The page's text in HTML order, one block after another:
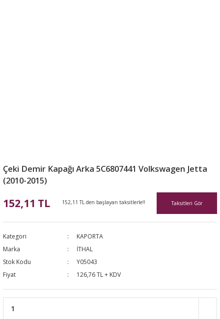
Çeki Demir Kapağı Arka 5C6807441 Volkswagen Jetta
(2010-2015)
152,11 TL 152,11 TL den başlayan taksitlerle!! Taksitleri Gör
Kategori
KAPORTA
Marka
İTHAL
Stok Kodu
Y05043
Fiyat
126,76 TL + KDV